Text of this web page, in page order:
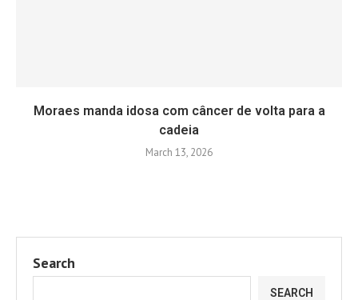
Moraes manda idosa com câncer de volta para a
cadeia
March 13, 2026
Search
SEARCH